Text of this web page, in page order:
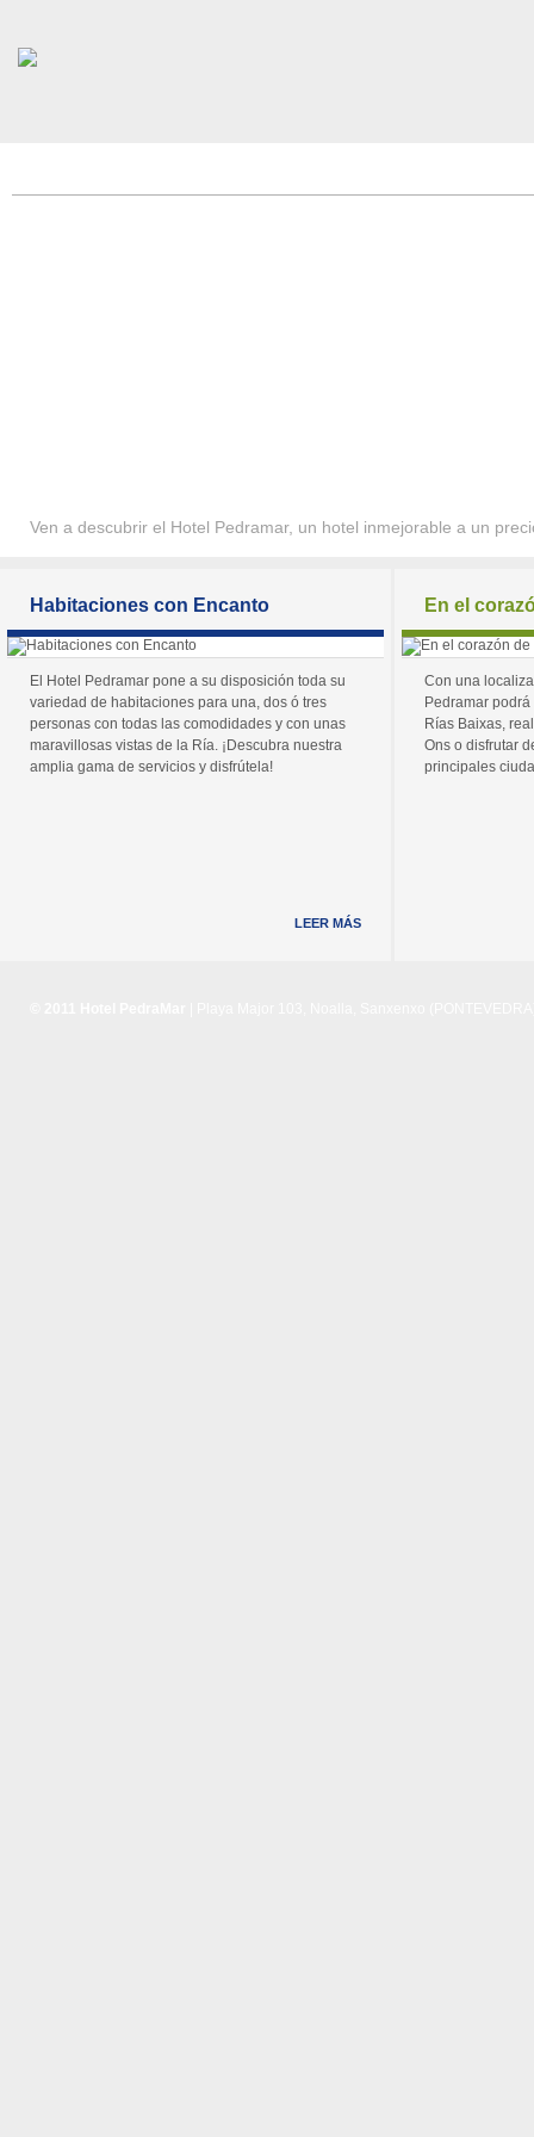
Ven a descubrir el Hotel Pedramar, un hotel inmejorable a un
Habitaciones con Encanto
El Hotel Pedramar pone a su disposición toda su
variedad de habitaciones para una, dos ó tres
personas con todas las comodidades y con unas
maravillosas vistas de la Ría. ¡Descubra nuestra
amplia gama de servicios y disfrútela!
LEER MÁS
En el
Con una
Pedramar
Rías Baixas,
Ons o disfrutar
principales